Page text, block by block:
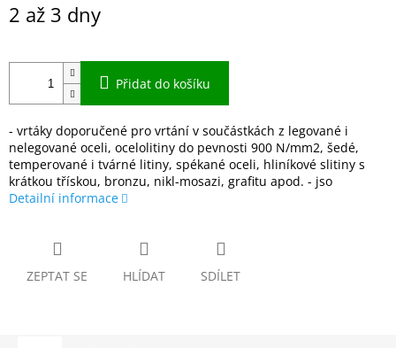
cena:
2 až 3 dny
Přidat do košíku
- vrtáky doporučené pro vrtání v součástkách z legované i
nelegované oceli, ocelolitiny do pevnosti 900 N/mm2, šedé,
temperované i tvárné litiny, spékané oceli, hliníkové slitiny s
krátkou třískou, bronzu, nikl-mosazi, grafitu apod. - jso
Detailní informace
ZEPTAT SE HLÍDAT SDÍLET